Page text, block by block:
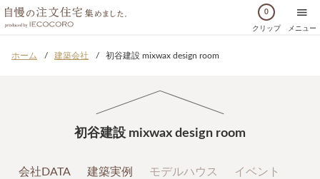
0
クリップ メニュー
ホーム 建築会社 初谷建設 mixwax design room
初谷建設 mixwax design room
会社DATA 建築実例 モデルハウス イベント